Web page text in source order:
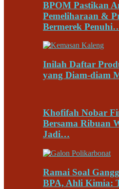
BPOM Pastikan
Pemeliharaan &
Bermerek
Inilah Daftar
yang Diam-diam
Khofifah Nobar
Bersama Ribuan
Jadi…
Ramai Soal
BPA, Ahli Kimia: